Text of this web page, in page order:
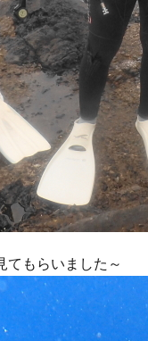
てもらいました～